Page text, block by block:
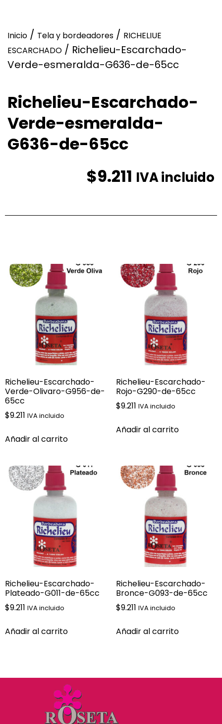
Inicio / Tela y bordeadores / RICHELIUE
ESCARCHADO / Richelieu-Escarchado-
Verde-esmeralda-G636-de-65cc
Richelieu-Escarchado-
Verde-esmeralda-
G636-de-65cc
$9.211 IVA incluido
Richelieu-Escarchado-
Verde-Olivaro-G956-de-
65cc
$9.211 IVA incluido
Añadir al carrito
Richelieu-Escarchado-
Rojo-G290-de-65cc
$9.211 IVA incluido
Añadir al carrito
Richelieu-Escarchado-
Plateado-G011-de-65cc
$9.211 IVA incluido
Añadir al carrito
Richelieu-Escarchado-
Bronce-G093-de-65cc
$9.211 IVA incluido
Añadir al carrito